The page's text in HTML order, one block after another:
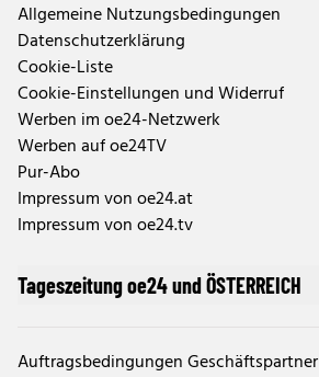
Allgemeine Nutzungsbedingungen
Datenschutzerklärung
Cookie-Liste
Cookie-Einstellungen und Widerruf
Werben im oe24-Netzwerk
Werben auf oe24TV
Pur-Abo
Impressum von oe24.at
Impressum von oe24.tv
Tageszeitung oe24 und ÖSTERREICH
Auftragsbedingungen Geschäftspartner